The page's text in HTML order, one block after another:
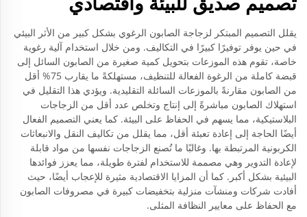
يقلل التصميم المبتكر لزجاجة الصابون الرغوي بشكل كبير من الأثر البيئي
في حين يوفر توفيرًا كبيرًا في التكاليف. ومن خلال استخدام آلية رغوية
خاصة، تقوم هذه الموزعات بتحويل كمية صغيرة من الصابون السائل إلى
قبضة كاملة من الرغوة الفعالة للتنظيف، مستهلكةً ما يقارب 75% أقل
من الصابون مقارنةً بالموزعات السائلة التقليدية. ويؤدي هذا التقليل في
استهلاك الصابون مباشرةً إلى إنتاج وتخلص عدد أقل من الزجاجات
البلاستيكية، مما يسهم في الحفاظ على البيئة. كما يعني التصميم الفعال
أيضًا الحاجة إلى إعادة تعبئة أقل، مما يقلل من تكاليف النقل والانبعاثات
الكربونية المرتبطة بها. وغالبًا ما تُصنع الزجاجات نفسها من مواد قابلة
لإعادة التدوير وهي مصممة للاستخدام لفترة طويلة، مما يعزز فوائدها
البيئية بشكل أكبر. كما أن المزايا الاقتصادية مثيرة للإعجاب أيضًا، حيث
أفادت شركات ومنشآت منزلية بتخفيضات كبيرة في مصروفات الصابون
مع الحفاظ على معايير النظافة المثلى.